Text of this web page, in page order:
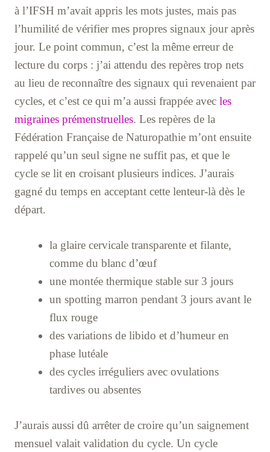
à l’IFSH m’avait appris les mots justes, mais pas
l’humilité de vérifier mes propres signaux jour après
jour. Le point commun, c’est la même erreur de
lecture du corps : j’ai attendu des repères trop nets
au lieu de reconnaître des signaux qui revenaient par
cycles, et c’est ce qui m’a aussi frappée avec les
migraines prémenstruelles. Les repères de la
Fédération Française de Naturopathie m’ont ensuite
rappelé qu’un seul signe ne suffit pas, et que le
cycle se lit en croisant plusieurs indices. J’aurais
gagné du temps en acceptant cette lenteur-là dès le
départ.
la glaire cervicale transparente et filante,
comme du blanc d’œuf
une montée thermique stable sur 3 jours
un spotting marron pendant 3 jours avant le
flux rouge
des variations de libido et d’humeur en
phase lutéale
des cycles irréguliers avec ovulations
tardives ou absentes
J’aurais aussi dû arrêter de croire qu’un saignement
mensuel valait validation du cycle. Un cycle